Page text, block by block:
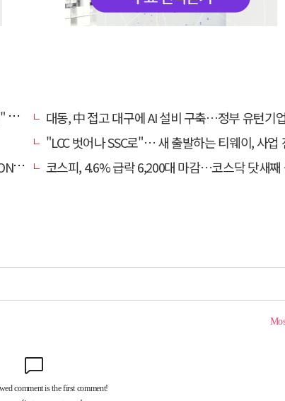
대동, 中 접고 대구에 AI 설비 구축…정부 유턴기
"LCC 벗어나 SSC로"… 새 출발하는 티웨이, 사업
시
코스피, 4.6% 급락 6,200대 마감…코스닥 닷새째